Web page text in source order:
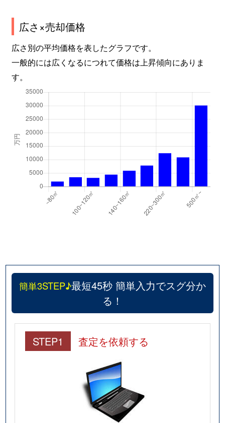
広さ×売却価格
広さ別の平均価格を表したグラフです。
一般的には広くなるにつれて価格は上昇傾向にありま
す。
簡単3STEP♪最短45秒 簡単入力でスグ分か
る！
STEP1 査定を依頼する